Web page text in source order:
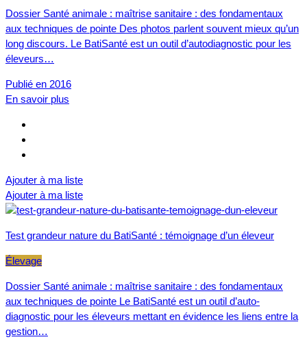
Dossier Santé animale : maîtrise sanitaire : des fondamentaux
aux techniques de pointe Des photos parlent souvent mieux qu’un
long discours. Le BatiSanté est un outil d’autodiagnostic pour les
éleveurs…
Publié en 2016
En savoir plus
Ajouter à ma liste
Ajouter à ma liste
Test grandeur nature du BatiSanté : témoignage d’un éleveur
Élevage
Dossier Santé animale : maîtrise sanitaire : des fondamentaux
aux techniques de pointe Le BatiSanté est un outil d’auto-
diagnostic pour les éleveurs mettant en évidence les liens entre la
gestion…